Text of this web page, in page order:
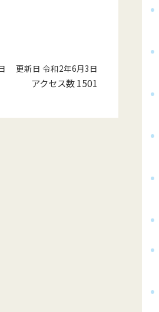
更新日 令和2年6月3日
アクセス数1501